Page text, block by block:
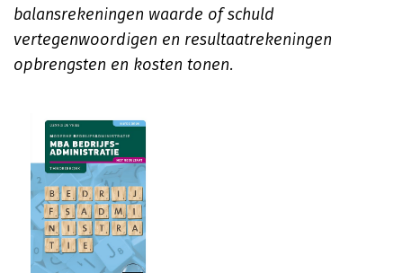
balansrekeningen waarde of schuld
vertegenwoordigen en resultaatrekeningen
opbrengsten en kosten tonen.